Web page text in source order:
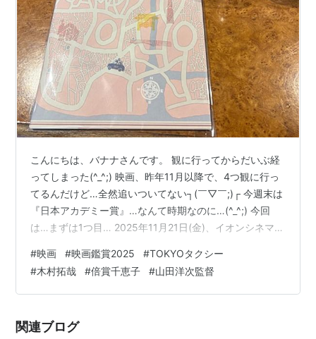
こんにちは、バナナさんです。 観に行ってからだいぶ経
ってしまった(^_^;) 映画、昨年11月以降で、4つ観に行っ
てるんだけど…全然追いついてない┐(￣▽￣;)┌ 今週末は
『日本アカデミー賞』…なんて時期なのに…(^_^;) 今回
は…まずは1つ目… 2025年11月21日(金)、イオンシネマ海
『TOKYOタクシー』を観てきました‪⟡.·‬ だいたい映画を
観る時は、1番後ろの真ん中…18とか19くらいの席を選ん
でるんだけど、今回は既に埋まってたからね〜ちょっと
い同年代(^^) 平日の真昼…
#映画 #映画鑑賞2025 #TOKYOタクシー
#木村拓哉 #倍賞千恵子 #山田洋次監督
関連ブログ